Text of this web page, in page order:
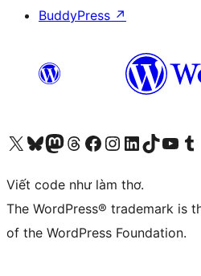
BuddyPress ↗
Truy cập tài khoản X (trước đây là Twitter) của chúng tôiVisit our Bluesky account
Visit our Mastodon account
Visit our Threads account
Xem trang Facebook của chúng tôiTruy cập tài khoản Instagram của chúng tôiTruy cập tài khoản LinkedIn của chúng tôiVisit our TikTok
Truy cập kênh YouTube của chúng tôi Visit
Viết code như làm thơ.
The WordPress® trademark is
of the WordPress Foundation.